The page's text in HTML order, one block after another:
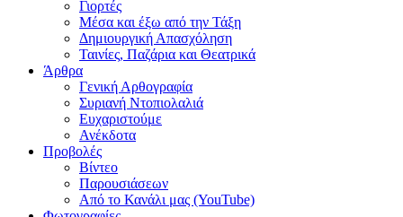
Γιορτές
Μέσα και έξω από την Τάξη
Δημιουργική Απασχόληση
Ταινίες, Παζάρια και Θεατρικά
Άρθρα
Γενική Αρθογραφία
Συριανή Ντοπιολαλιά
Ευχαριστούμε
Ανέκδοτα
Προβολές
Βίντεο
Παρουσιάσεων
Από το Κανάλι μας (YouTube)